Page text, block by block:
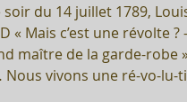
du 14 juillet 1789,
« Mais c’est une
maître de la garde-robe
Nous vivons une ré-vo-lu-